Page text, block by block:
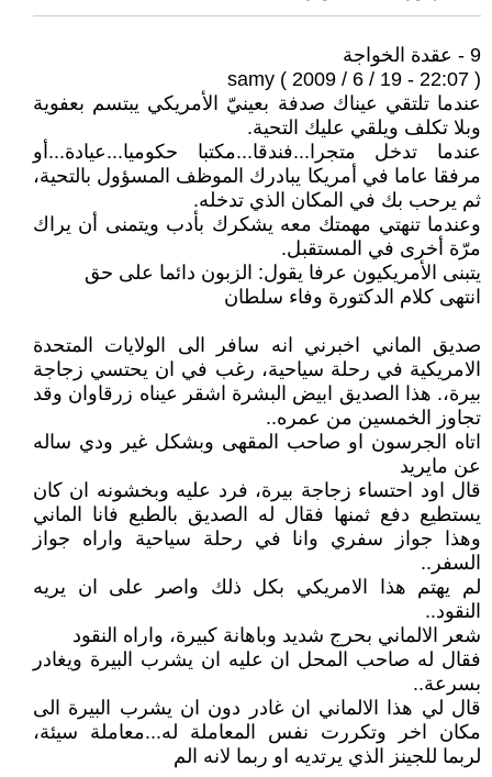
9 - عقدة الخواجة
samy ( 2009 / 6 / 19 - 22:07 )
عندما تلتقي عيناك صدفة بعينيّ الأمريكي يبتسم بعفوية
وبلا تكلف ويلقي عليك التحية.
عندما تدخل متجرا...فندقا...مكتبا حكوميا...عيادة...أو
مرفقا عاما في أمريكا يبادرك الموظف المسؤول بالتحية،
ثم يرحب بك في المكان الذي تدخله.
وعندما تنهتي مهمتك معه يشكرك بأدب ويتمنى أن يراك
مرّة أخرى في المستقبل.
يتبنى الأمريكيون عرفا يقول: الزبون دائما على حق
انتهى كلام الدكتورة وفاء سلطان
صديق الماني اخبرني انه سافر الى الولايات المتحدة
الامريكية في رحلة سياحية، رغب في ان يحتسي زجاجة
بيرة،. هذا الصديق ابيض البشرة اشقر عيناه زرقاوان وقد
تجاوز الخمسين من عمره..
اتاه الجرسون او صاحب المقهى وبشكل غير ودي ساله
عن مايريد
قال اود احتساء زجاجة بيرة، فرد عليه وبخشونه ان كان
يستطيع دفع ثمنها فقال له الصديق بالطبع فانا الماني
وهذا جواز سفري وانا في رحلة سياحية واراه جواز
السفر..
لم يهتم هذا الامريكي بكل ذلك واصر على ان يريه
النقود..
شعر الالماني بحرج شديد وباهانة كبيرة، واراه النقود
فقال له صاحب المحل ان عليه ان يشرب البيرة ويغادر
بسرعة..
قال لي هذا الالماني ان غادر دون ان يشرب البيرة الى
مكان اخر وتكررت نفس المعاملة له...معاملة سيئة،
لربما للجينز الذي يرتديه او ربما لانه الم